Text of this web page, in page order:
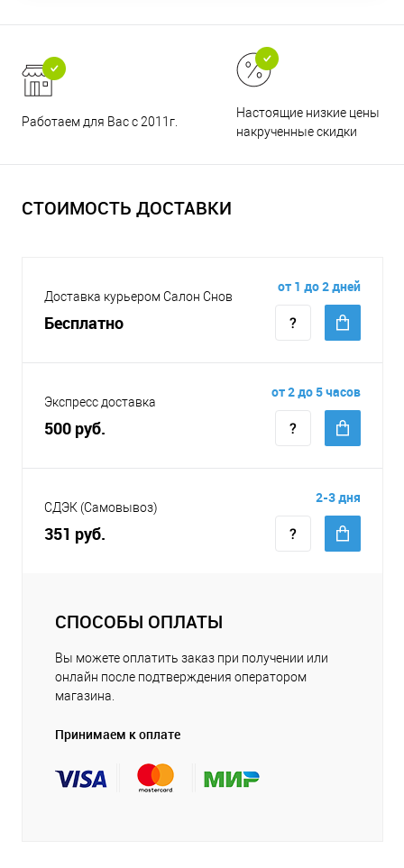
Работаем для Вас с 2011г.
Настоящие низкие цены и
накрученные скидки
СТОИМОСТЬ ДОСТАВКИ
Доставка курьером Салон Снов
Бесплатно
от 1 до 2 дней
Экспресс доставка
500 руб.
от 2 до 5 часов
СДЭК (Самовывоз)
351 руб.
2-3 дня
СПОСОБЫ ОПЛАТЫ
Вы можете оплатить заказ при получении или
онлайн после подтверждения оператором
магазина.
Принимаем к оплате